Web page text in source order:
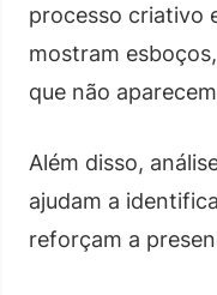
processo criativo
mostram
que não
Além disso,
ajudam a
reforçam a